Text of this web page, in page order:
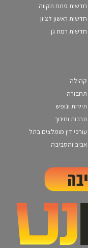
חדשות פתח תקווה
חדשות ראשון לציון
חדשות רמת גן
קהילה
תחבורה
תיירות ונופש
תרבות וחינוך
עורכי דין מומלצים בתל
אביב והסביבה